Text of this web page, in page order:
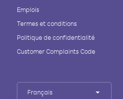
Emplois
Termes et conditions
Politique de confidentialité
Customer Complaints Code
Français